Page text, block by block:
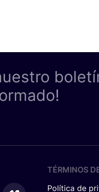
TÉRMINOS
Política de